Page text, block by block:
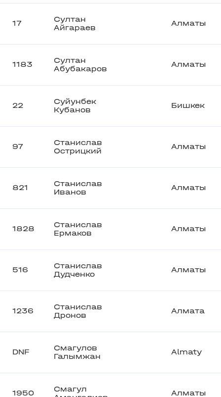
17
Султан
Айгараев
Алматы
1183
Султан
Абубакаров
Алматы
22
Суйунбек
Кубанов
Бишкек
97
Станислав
Острицкий
Алматы
821
Станислав
Иванов
Алматы
1828
Станислав
Ермаков
Алматы
516
Станислав
Дудченко
Алматы
1236
Станислав
Дронов
Алмата
DNF
Смагулов
Галымжан
Almaty
1950
Смагул
Алматы